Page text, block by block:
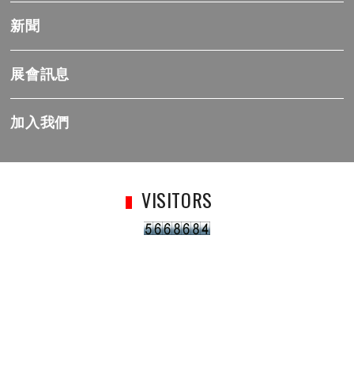
新聞
展會訊息
加入我們
VISITORS